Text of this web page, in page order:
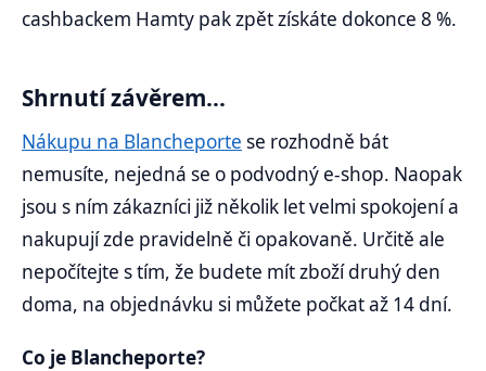
cashbackem Hamty pak zpět získáte dokonce 8 %.
Shrnutí závěrem...
Nákupu na Blancheporte se rozhodně bát
nemusíte, nejedná se o podvodný e-shop. Naopak
jsou s ním zákazníci již několik let velmi spokojení a
nakupují zde pravidelně či opakovaně. Určitě ale
nepočítejte s tím, že budete mít zboží druhý den
doma, na objednávku si můžete počkat až 14 dní.
Co je Blancheporte?